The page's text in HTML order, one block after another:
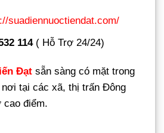
suadiennuoctiendat.com/
114( Hỗ Trợ 24/24)
Đạt sẵn sàng có mặt trong
nơi tại các xã, thị trấn Đông
cao điểm.